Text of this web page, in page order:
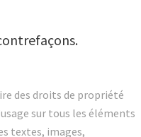
des droits de propriété
sur tous les éléments
textes, images,